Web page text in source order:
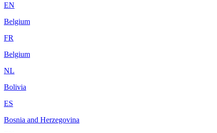
EN
Belgium
FR
Belgium
NL
Bolivia
ES
Bosnia and Herzegovina